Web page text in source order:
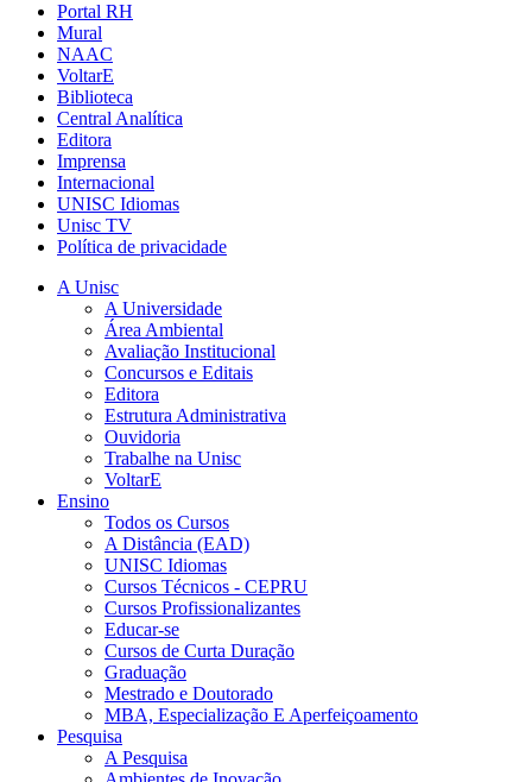
Portal RH
Mural
NAAC
VoltarE
Biblioteca
Central Analítica
Editora
Imprensa
Internacional
UNISC Idiomas
Unisc TV
Política de privacidade
A Unisc
A Universidade
Área Ambiental
Avaliação Institucional
Concursos e Editais
Editora
Estrutura Administrativa
Ouvidoria
Trabalhe na Unisc
VoltarE
Ensino
Todos os Cursos
A Distância (EAD)
UNISC Idiomas
Cursos Técnicos - CEPRU
Cursos Profissionalizantes
Educar-se
Cursos de Curta Duração
Graduação
Mestrado e Doutorado
MBA, Especialização E Aperfeiçoamento
Pesquisa
A Pesquisa